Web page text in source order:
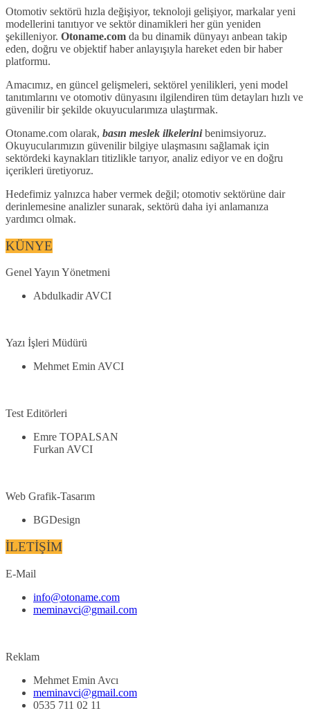
Otomotiv sektörü hızla değişiyor, teknoloji gelişiyor, markalar yeni
modellerini tanıtıyor ve sektör dinamikleri her gün yeniden
şekilleniyor. Otoname.com da bu dinamik dünyayı anbean takip
eden, doğru ve objektif haber anlayışıyla hareket eden bir haber
platformu.
Amacımız, en güncel gelişmeleri, sektörel yenilikleri, yeni model
tanıtımlarını ve otomotiv dünyasını ilgilendiren tüm detayları hızlı ve
güvenilir bir şekilde okuyucularımıza ulaştırmak.
Otoname.com olarak, basın meslek ilkelerinibenimsiyoruz.
Okuyucularımızın güvenilir bilgiye ulaşmasını sağlamak için
sektördeki kaynakları titizlikle tarıyor, analiz ediyor ve en doğru
içerikleri üretiyoruz.
Hedefimiz yalnızca haber vermek değil; otomotiv sektörüne dair
derinlemesine analizler sunarak, sektörü daha iyi anlamanıza
yardımcı olmak.
KÜNYE
Genel Yayın Yönetmeni
Abdulkadir AVCI
Yazı İşleri Müdürü
Mehmet Emin AVCI
Test Editörleri
Emre TOPALSAN
Furkan AVCI
Web Grafik-Tasarım
BGDesign
İLETİŞİM
E-Mail
info@otoname.com
meminavci@gmail.com
Reklam
Mehmet Emin Avcı
meminavci@gmail.com
0535 711 02 11